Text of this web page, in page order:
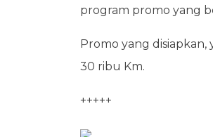
program promo yang
Promo yang
30 ribu Km.
+++++